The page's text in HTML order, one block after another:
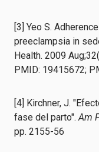
[3] Yeo S.
preeclampsia in
Health. 2009
PMID: 19415672;
[4] Kirchner, J.
fase del parto".Am
pp. 2155-56